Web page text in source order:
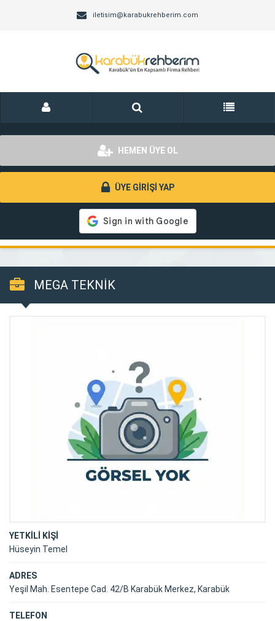
iletisim@karabukrehberim.com
HEMEN ÜYE OL
ÜYE GİRİŞİ YAP
MEGA TEKNİK
YETKİLİ KİŞİ
Hüseyin Temel
ADRES
Yeşil Mah. Esentepe Cad. 42/B Karabük Merkez, Karabük
TELEFON